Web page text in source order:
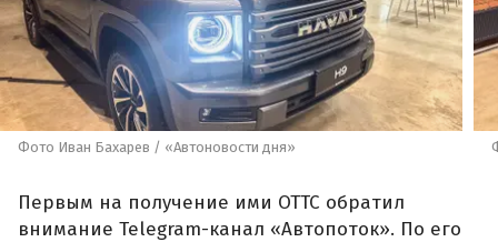
Фото Иван Бахарев / «Автоновости дня»
Первым на получение ими ОТТС обратил
внимание Telegram-канал «Автопоток». По его